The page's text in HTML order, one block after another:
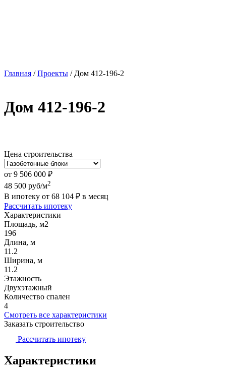
Главная /Проекты / Дом 412-196-2
Дом 412-196-2
Цена строительства
от 9 506 000 ₽
48 500 руб/м2
В ипотеку от 68 104 ₽ в месяц
Рассчитать ипотеку
Характеристики
Площадь, м2
196
Длина, м
11.2
Ширина, м
11.2
Этажность
Двухэтажный
Количество спален
4
Смотреть все характеристики
Заказать строительство
Рассчитать ипотеку
Характеристики